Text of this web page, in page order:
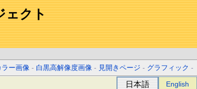
ェクト
ラー画像 - 白黒高解像度画像 - 見開きページ - グラフィック -
日本語 English